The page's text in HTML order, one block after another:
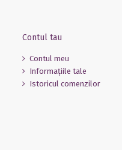
Contul tau
Contul meu
Informaţiile tale
Istoricul comenzilor